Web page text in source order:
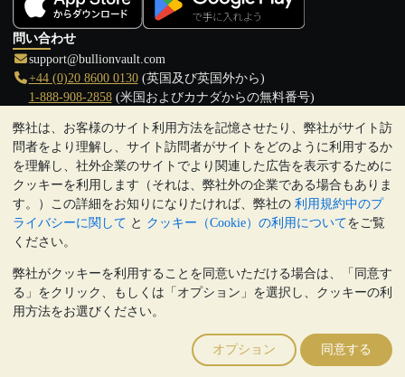
弊社は、お客様のサイト利用方法を記憶させたり、弊社がサイト訪
問者をより理解し、サイト訪問者がサイトをどのように利用するか
を理解し、社外企業のサイトでより関連した広告を表示するために
クッキーを利用します（それは、弊社外の企業である場合もありま
す。）この詳細をお知りになりたければ、弊社の 利用規約中のプ
ライバシーに関して と クッキー（Cookie）の利用についてをご覧
ください。
弊社がクッキーを利用することを同意いただける場合は、「同意す
る」をクリック、もしくは「オプション」を選択し、クッキーの利
用方法をお選びください。
オプション 同意する
問い合わせ
support@bullionvault.com
+44 (0)20 8600 0130(英国及び英国外から)
1-888-908-2858(米国およびカナダからの無料番号)
クリックして通話を開始
営業時間:
9:00～20:30 (英国), 月曜日から金曜日
17:00～2:30（日本時間）, 月曜日から金曜日
Galmarley Ltd T/A BullionVault
3 Shortlands (7th Floor)
London
W6 8DA
United Kingdom
貴金属の価値は下落することもあれば上昇することもありま
す。過去の傾向は、将来の価格の動きを保証するものではありませ
ん。BullionVaultのウェブサイト上、もしくはBullionVaultとのコミ